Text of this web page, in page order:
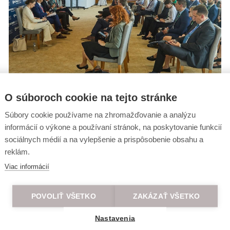
vedieť o výhodných akciách
O súboroch cookie na tejto stránke
Súbory cookie používame na zhromažďovanie a analýzu
informácií o výkone a používaní stránok, na poskytovanie funkcií
sociálnych médií a na vylepšenie a prispôsobenie obsahu a
reklám.
Viac informácií
POVOLIŤ VŠETKO ZAKÁZAŤ VŠETKO
Nastavenia